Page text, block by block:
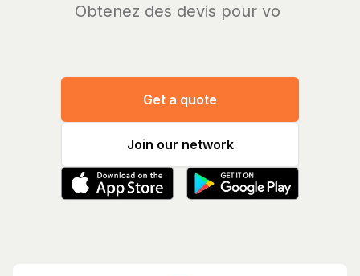
Obtenez des d
Get a quote
Join our network